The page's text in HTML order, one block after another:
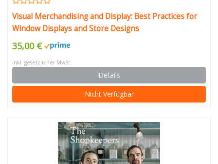
Visual Merchandising and Display: Best Practices for
Window Displays and Store Designs
35,00 €
inkl. gesetzlicher MwSt.
Details
Nicht Verfügbar